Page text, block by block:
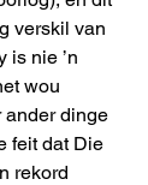
verskil van
is nie ’n
wou
ander dinge
feit dat Die
rekord